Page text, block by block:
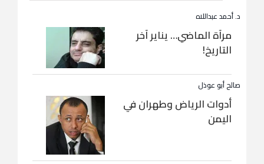
د. أحمد عبداللاه
مرآة الماضي… يناير آخر
التاريخ!
صالح أبو عوذل
أدوات الرياض وطهران في
اليمن